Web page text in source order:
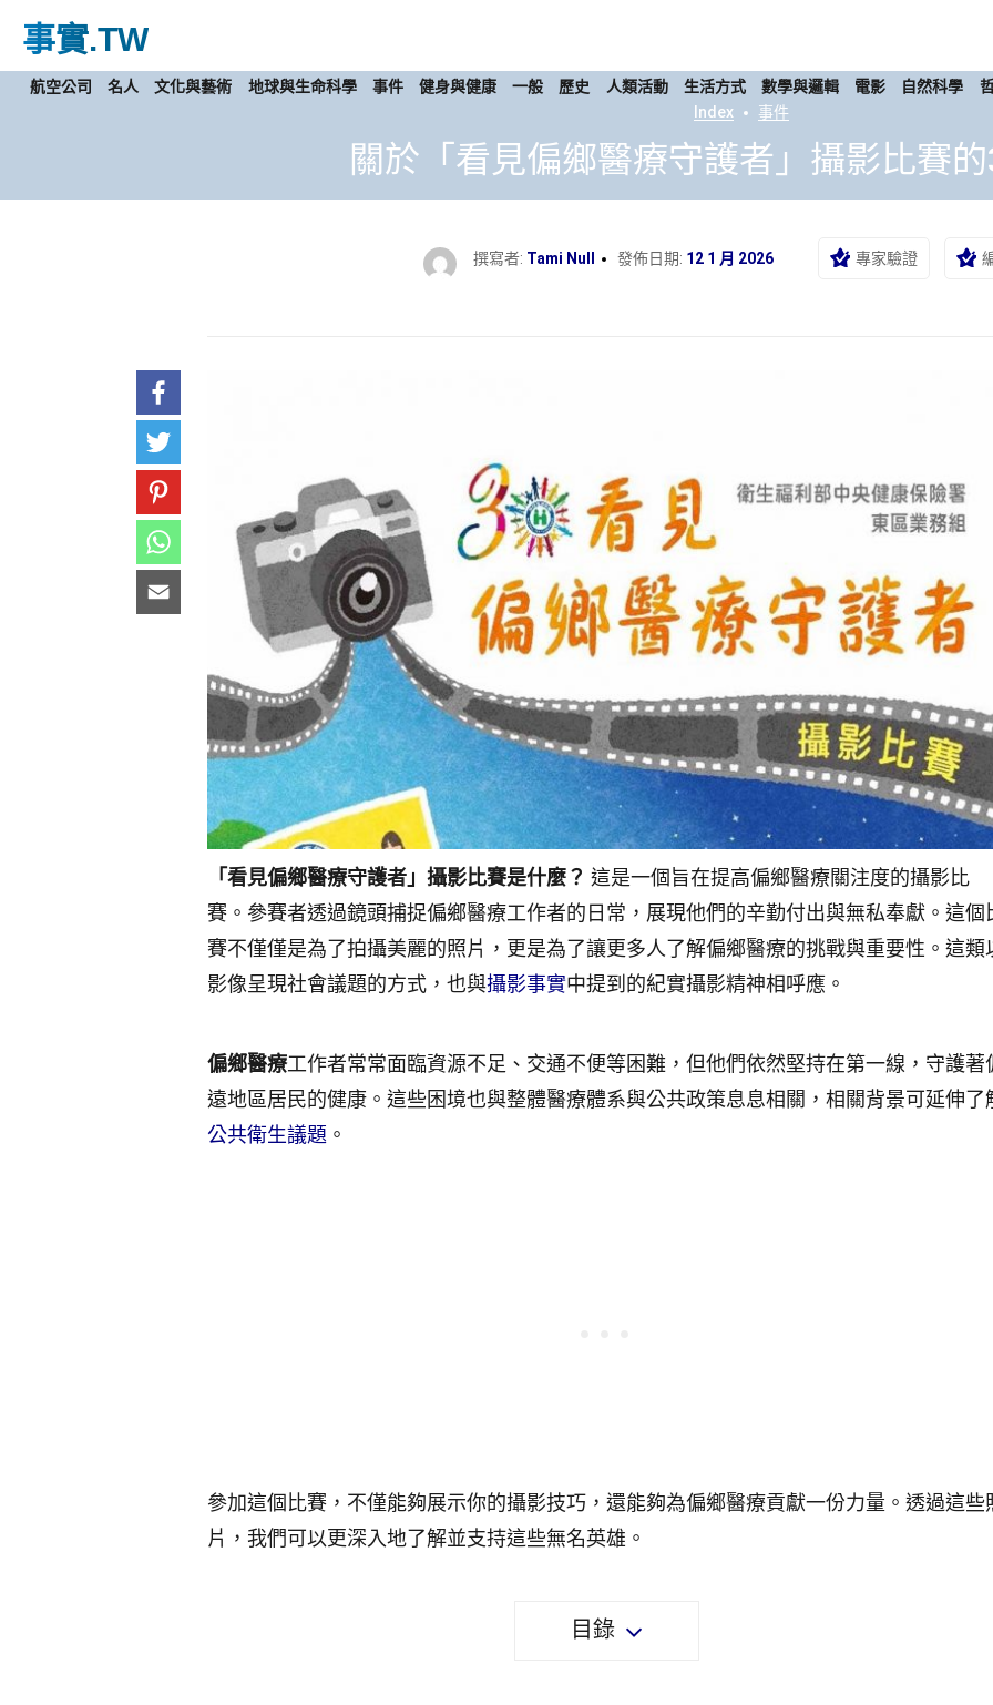
事實.TW
航空公司 名人 文化與藝術 地球與生命科學 事件 健身與健康 一般 歷史 人類活動 生活方式 數學與邏輯 電影 自然科學
Index
事件
關於「看見偏鄉醫療守護者」攝影比賽
撰寫者: Tami Null 發佈日期: 12 1 月 2026 專家驗證
「看見偏鄉醫療守護者」攝影比賽是什麼？ 這是一個旨在提高偏鄉醫療關注度的攝影比
賽。參賽者透過鏡頭捕捉偏鄉醫療工作者的日常，展現他們的辛勤付出與無私奉獻。這個
賽不僅僅是為了拍攝美麗的照片，更是為了讓更多人了解偏鄉醫療的挑戰與重要性。這類
影像呈現社會議題的方式，也與攝影事實中提到的紀實攝影精神相呼應。
偏鄉醫療工作者常常面臨資源不足、交通不便等困難，但他們依然堅持在第一線，守護著
遠地區居民的健康。這些困境也與整體醫療體系與公共政策息息相關，相關背景可延伸了
公共衛生議題 。
參加這個比賽，不僅能夠展示你的攝影技巧，還能夠為偏鄉醫療貢獻一份力量。透過這些
片，我們可以更深入地了解並支持這些無名英雄。
目錄